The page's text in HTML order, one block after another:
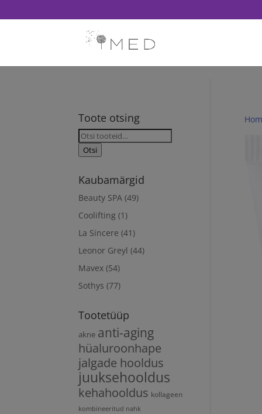
Toote otsing
Otsi:
Otsi
Kaubamärgid
Beauty SPA (49)
Coolifting (1)
La Sincere (41)
Leonor Greyl (44)
Mavex (54)
Sothys (77)
Tootetüüp
akne anti-aging
hüaluroonhape
jalgade hooldus
juuksehooldus
kehahooldus kollageen
kombineeritud nahk